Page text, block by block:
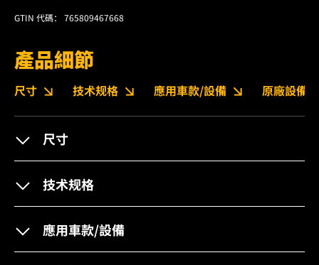
GTIN 代碼： 765809467668
產品細節
尺寸 技术规格 應用車款/設備 原廠設備
尺寸
技术规格
應用車款/設備